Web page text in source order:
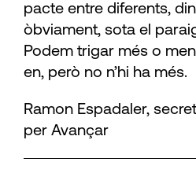
pacte entre diferents,
òbviament, sota el
Podem trigar més o
en, però no n’hi ha més.
Ramon Espadaler,
per Avançar